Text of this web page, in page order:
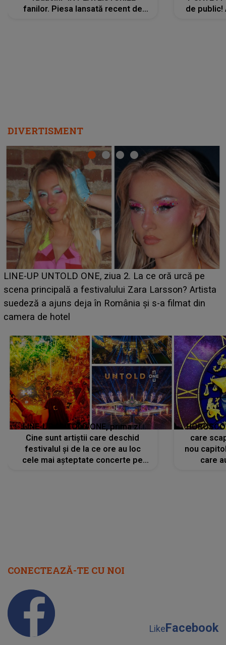
fanilor. Piesa lansată recent de
de public!
DIVERTISMENT
Ce a dezvăluit noua concurentă din "Casa Iubirii" l-a
luat prin surprindere pe Emanuel. CINE ESTE
BĂIATUL VIZAT de Alexandra?! Aflându-se în fața
faptului împlinit, A RECUNOSCUT IMEDIAT: "Am
LINE-UP UNTOLD ONE, prima zi.
Cine sunt artiștii care deschid
festivalul și de la ce ore au loc
cele mai așteptate concerte pe
care
nou
care
CONECTEAZĂ-TE CU NOI
LikeFacebook